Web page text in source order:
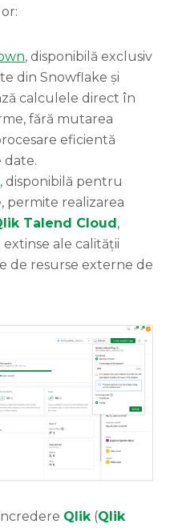
, disponibilă exclusiv
din Snowflake și
calculele direct în
fără mutarea
eficientă
, disponibilă pentru
permite realizarea
Talend Cloud ,
ale calității
de resurse externe de
Qlik (Qlik